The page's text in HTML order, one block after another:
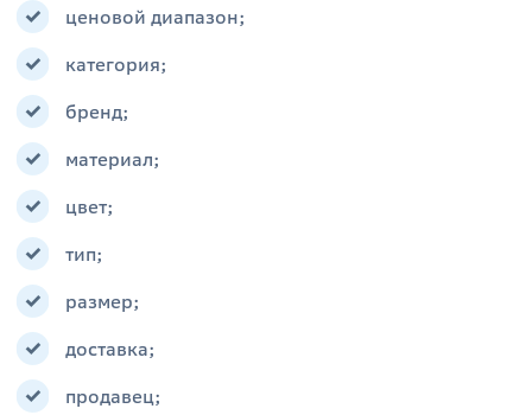
ценовой диапазон;
категория;
бренд;
материал;
цвет;
тип;
размер;
доставка;
продавец;